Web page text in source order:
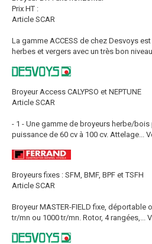
Prix HT :
Article SCAR
La gamme ACCESS de chez Desvoys
herbes et vergers avec un très bon
Broyeur Access CALYPSO et NEPTUNE
Article SCAR
- 1 - Une gamme de broyeurs herbe/bois
puissance de 60 cv à 100 cv. Attelage...
Broyeurs fixes : SFM, BMF, BPF et TSFH
Article SCAR
Broyeur MASTER-FIELD fixe, déportable
tr/mn ou 1000 tr/mn. Rotor, 4 rangées,...